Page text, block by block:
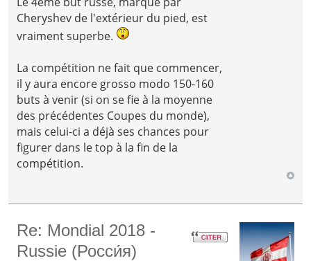
Cheryshev de l'extérieur du pied, est
vraiment superbe.
La compétition ne fait que commencer,
il y aura encore grosso modo 150-160
buts à venir (si on se fie à la moyenne
des précédentes Coupes du monde),
mais celui-ci a déjà ses chances pour
figurer dans le top à la fin de la
compétition.
Re: Mondial 2018 -
Russie (Росси́я)